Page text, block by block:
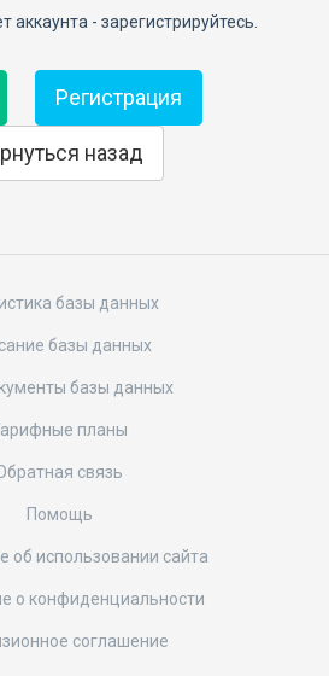
аккаунта - зарегистрируйтесь.
Регистрация
назад
базы данных
базы данных
базы данных
планы
связь
Помощь
об использовании сайта
о конфиденциальности
соглашение